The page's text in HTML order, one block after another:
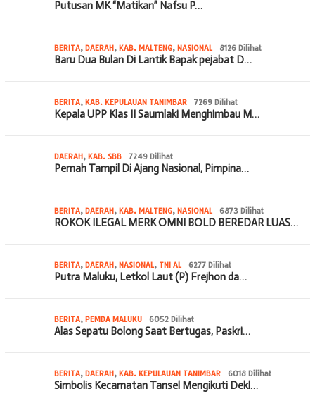
Putusan MK “Matikan” Nafsu P…
BERITA, DAERAH, KAB. MALTENG, NASIONAL 8126 Dilihat
Baru Dua Bulan Di Lantik Bapak pejabat D…
BERITA, KAB. KEPULAUAN TANIMBAR 7269 Dilihat
Kepala UPP Klas II Saumlaki Menghimbau M…
DAERAH, KAB. SBB 7249 Dilihat
Pernah Tampil Di Ajang Nasional, Pimpina…
BERITA, DAERAH, KAB. MALTENG, NASIONAL 6873 Dilihat
ROKOK ILEGAL MERK OMNI BOLD BEREDAR LUAS…
BERITA, DAERAH, NASIONAL, TNI AL 6277 Dilihat
Putra Maluku, Letkol Laut (P) Frejhon da…
BERITA, PEMDA MALUKU 6052 Dilihat
Alas Sepatu Bolong Saat Bertugas, Paskri…
BERITA, DAERAH, KAB. KEPULAUAN TANIMBAR 6018 Dilihat
Simbolis Kecamatan Tansel Mengikuti Dekl…